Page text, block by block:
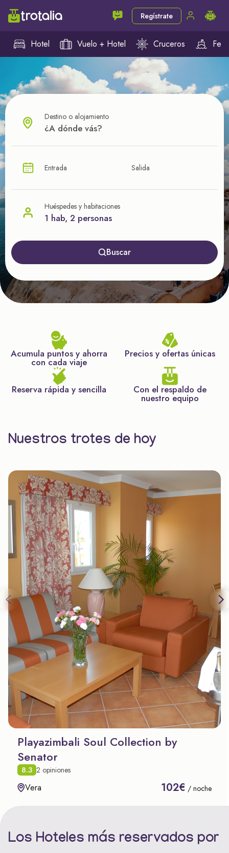
Regístrate
Hotel Vuelo + Hotel Cruceros
¿CUÁL VA A SER TU PRÓXIMO TROTE?
nuestras ofertas
Destino o alojamiento
Entrada Salida
Huéspedes y habitaciones
1 hab, 2 personas
Buscar
Acumula puntos y ahorra
con cada viaje
Precios y ofertas únicas
Reserva rápida y sencilla Con el respaldo de
nuestro equipo
Nuestros trotes de hoy
Playazimbali Soul Collection by
Senator
8.3 2 opiniones
Vera 102€ / noche
Los Hoteles más reservados por